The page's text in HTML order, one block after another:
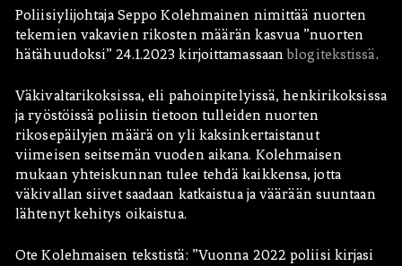
Hae:
Poliisiylijohtaja Seppo Kolehmainen nimittää nuorten
tekemien vakavien rikosten määrän kasvua ”nuorten
hätähuudoksi” 24.1.2023 kirjoittamassaanblogitekstissä.
Väkivaltarikoksissa, eli pahoinpitelyissä, henkirikoksissa
ja ryöstöissä poliisin tietoon tulleiden nuorten
rikosepäilyjen määrä on yli kaksinkertaistanut
viimeisen seitsemän vuoden aikana. Kolehmaisen
mukaan yhteiskunnan tulee tehdä kaikkensa, jotta
väkivallan siivet saadaan katkaistua ja väärään suuntaan
lähtenyt kehitys oikaistua.
Ote Kolehmaisen tekstistä: ”Vuonna 2022 poliisi kirjasi